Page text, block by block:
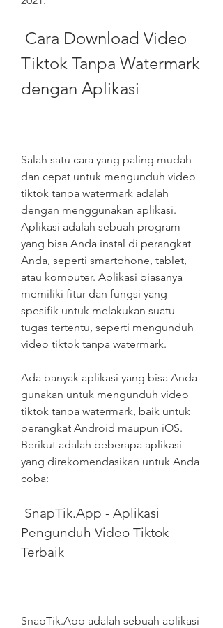
Tiktok Tanpa Watermark
dengan Aplikasi
Salah satu cara yang paling mudah
dan cepat untuk mengunduh video
tiktok tanpa watermark adalah
dengan menggunakan aplikasi.
Aplikasi adalah sebuah program
yang bisa Anda instal di perangkat
Anda, seperti smartphone, tablet,
atau komputer. Aplikasi biasanya
memiliki fitur dan fungsi yang
spesifik untuk melakukan suatu
tugas tertentu, seperti mengunduh
video tiktok tanpa watermark.
Ada banyak aplikasi yang bisa Anda
gunakan untuk mengunduh video
tiktok tanpa watermark, baik untuk
perangkat Android maupun iOS.
Berikut adalah beberapa aplikasi
yang direkomendasikan untuk Anda
coba:
Pengunduh Video Tiktok
Terbaik
SnapTik.App adalah sebuah aplikasi